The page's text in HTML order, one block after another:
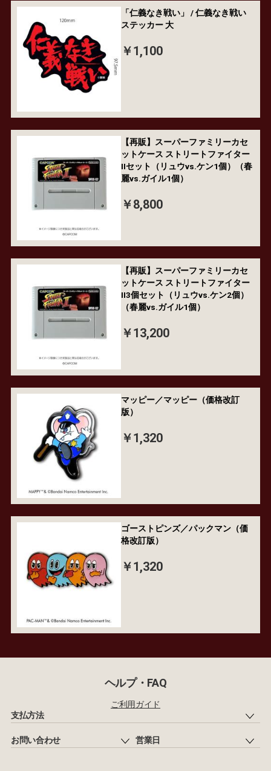
「仁義なき戦い」 / 仁義なき戦い
ステッカー 大
￥1,100
【再販】スーパーファミリーカセ
ットケース ストリートファイター
IIセット（リュウvs.ケン1個）（春
麗vs.ガイル1個）
￥8,800
【再販】スーパーファミリーカセ
ットケース ストリートファイター
II3個セット（リュウvs.ケン2個）
（春麗vs.ガイル1個）
￥13,200
マッピー／マッピー（価格改訂
版）
￥1,320
ゴーストピンズ／パックマン（価
格改訂版）
￥1,320
ヘルプ・FAQ
ご利用ガイド
支払方法
お問い合わせ 営業日